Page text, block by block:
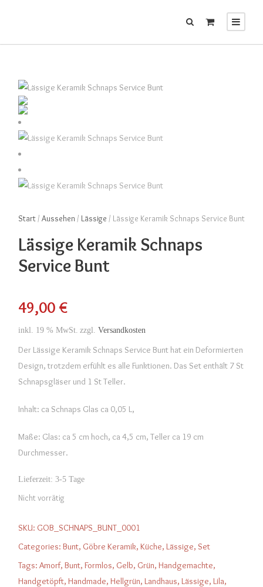
Start/ Aussehen / Lässige / Lässige Keramik Schnaps Service Bunt
Lässige Keramik Schnaps
Service Bunt
49,00 €
inkl. 19 % MwSt. zzgl. Versandkosten
Der Lässige Keramik Schnaps Service Bunt hat ein Deformierten
Design, trotzdem erfühlt es alle Funktionen. Das Set enthält 7 St
Schnapsgläser und 1 St Teller.
Inhalt: ca Schnaps Glas ca 0,05 L,
Maße: Glas: ca 5 cm hoch, ca 4,5 cm, Teller ca 19 cm
Durchmesser.
Lieferzeit: 3-5 Tage
Nicht vorrätig
SKU: GOB_SCHNAPS_BUNT_0001
Categories: Bunt, Göbre Keramik, Küche, Lässige, Set
Tags: Amorf, Bunt, Formlos, Gelb, Grün, Handgemachte,
Handgetöpft, Handmade, Hellgrün, Landhaus, Lässige, Lila,